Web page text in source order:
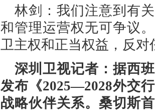
林剑：我们注意到有
和管理运营权无可争议
卫主权和正当权益，反对
深圳卫视记者：据西
发布《2025—2028外交
战略伙伴关系。桑切斯